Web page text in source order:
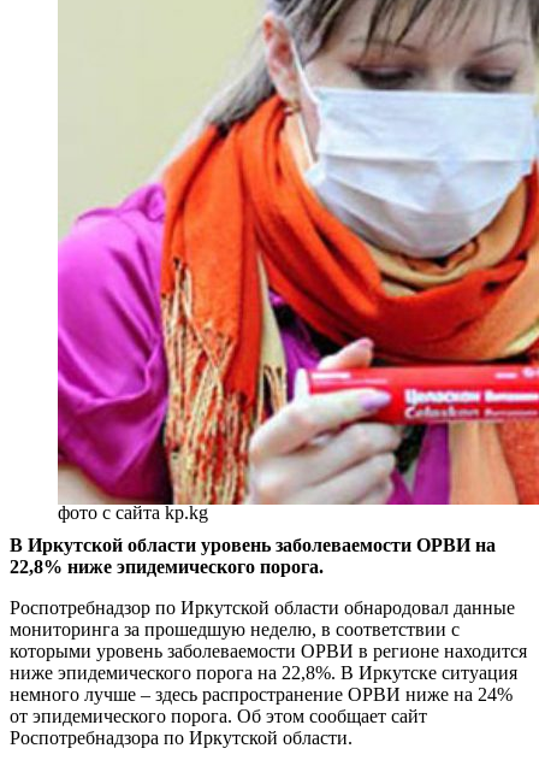
фото с сайта kp.kg
В Иркутской области уровень заболеваемости ОРВИ на
22,8% ниже эпидемического порога.
Роспотребнадзор по Иркутской области обнародовал данные
мониторинга за прошедшую неделю, в соответствии с
которыми уровень заболеваемости ОРВИ в регионе находится
ниже эпидемического порога на 22,8%. В Иркутске ситуация
немного лучше – здесь распространение ОРВИ ниже на 24%
от эпидемического порога. Об этом сообщает сайт
Роспотребнадзора по Иркутской области.